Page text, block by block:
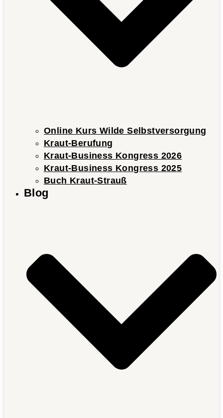
Online Kurs Wilde Selbstversorgung
Kraut-Berufung
Kraut-Business Kongress 2026
Kraut-Business Kongress 2025
Buch Kraut-Strauß
Blog